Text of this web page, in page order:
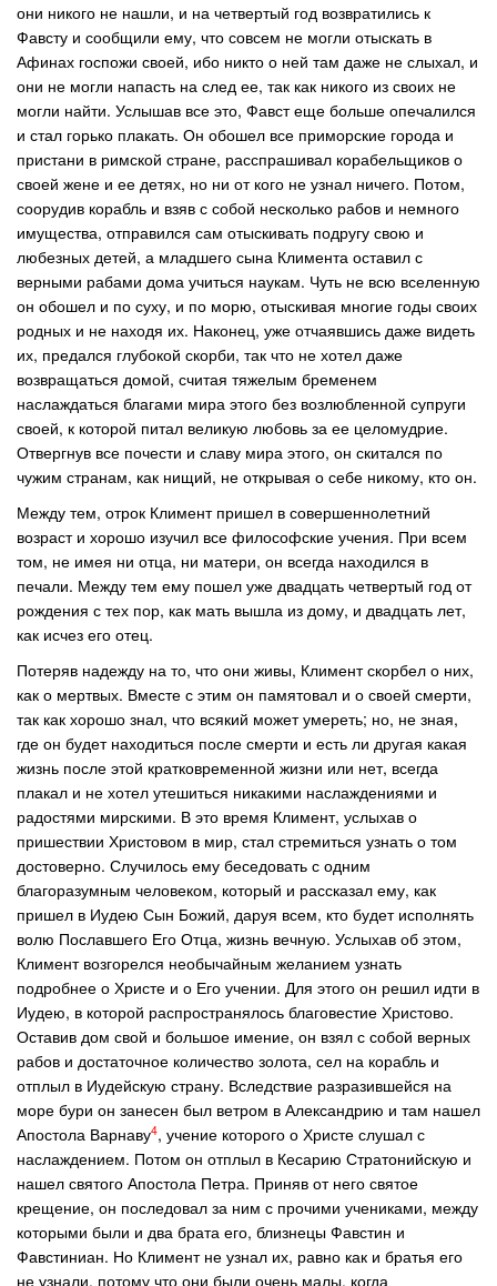
они никого не нашли, и на четвертый год возвратились к
Фавсту и сообщили ему, что совсем не могли отыскать в
Афинах госпожи своей, ибо никто о ней там даже не слыхал, и
они не могли напасть на след ее, так как никого из своих не
могли найти. Услышав все это, Фавст еще больше опечалился
и стал горько плакать. Он обошел все приморские города и
пристани в римской стране, расспрашивал корабельщиков о
своей жене и ее детях, но ни от кого не узнал ничего. Потом,
соорудив корабль и взяв с собой несколько рабов и немного
имущества, отправился сам отыскивать подругу свою и
любезных детей, а младшего сына Климента оставил с
верными рабами дома учиться наукам. Чуть не всю вселенную
он обошел и по суху, и по морю, отыскивая многие годы своих
родных и не находя их. Наконец, уже отчаявшись даже видеть
их, предался глубокой скорби, так что не хотел даже
возвращаться домой, считая тяжелым бременем
наслаждаться благами мира этого без возлюбленной супруги
своей, к которой питал великую любовь за ее целомудрие.
Отвергнув все почести и славу мира этого, он скитался по
чужим странам, как нищий, не открывая о себе никому, кто он.
Между тем, отрок Климент пришел в совершеннолетний
возраст и хорошо изучил все философские учения. При всем
том, не имея ни отца, ни матери, он всегда находился в
печали. Между тем ему пошел уже двадцать четвертый год от
рождения с тех пор, как мать вышла из дому, и двадцать лет,
как исчез его отец.
Потеряв надежду на то, что они живы, Климент скорбел о них,
как о мертвых. Вместе с этим он памятовал и о своей смерти,
так как хорошо знал, что всякий может умереть; но, не зная,
где он будет находиться после смерти и есть ли другая какая
жизнь после этой кратковременной жизни или нет, всегда
плакал и не хотел утешиться никакими наслаждениями и
радостями мирскими. В это время Климент, услыхав о
пришествии Христовом в мир, стал стремиться узнать о том
достоверно. Случилось ему беседовать с одним
благоразумным человеком, который и рассказал ему, как
пришел в Иудею Сын Божий, даруя всем, кто будет исполнять
волю Пославшего Его Отца, жизнь вечную. Услыхав об этом,
Климент возгорелся необычайным желанием узнать
подробнее о Христе и о Его учении. Для этого он решил идти в
Иудею, в которой распространялось благовестие Христово.
Оставив дом свой и большое имение, он взял с собой верных
рабов и достаточное количество золота, сел на корабль и
отплыл в Иудейскую страну. Вследствие разразившейся на
море бури он занесен был ветром в Александрию и там нашел
Апостола Варнаву4, учение которого о Христе слушал с
наслаждением. Потом он отплыл в Кесарию Стратонийскую и
нашел святого Апостола Петра. Приняв от него святое
крещение, он последовал за ним с прочими учениками, между
которыми были и два брата его, близнецы Фавстин и
Фавстиниан. Но Климент не узнал их, равно как и братья его
не узнали, потому что они были очень малы, когда